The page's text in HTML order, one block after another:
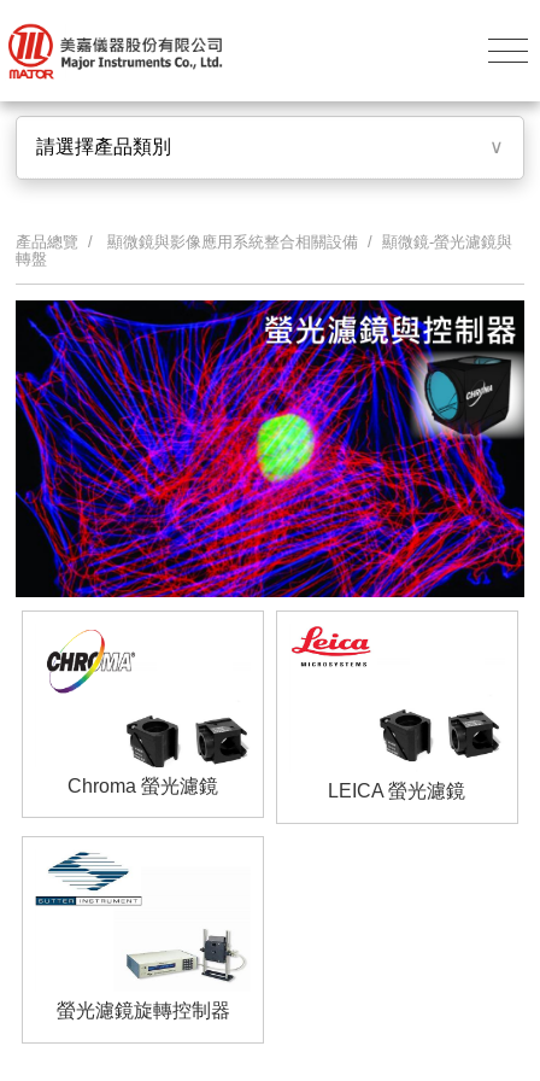
請選擇產品類別 ∨
產品總覽 / 顯微鏡與影像應用系統整合相關設備 / 顯微鏡-螢光濾鏡與
轉盤
Chroma 螢光濾鏡 LEICA 螢光濾鏡
螢光濾鏡旋轉控制器